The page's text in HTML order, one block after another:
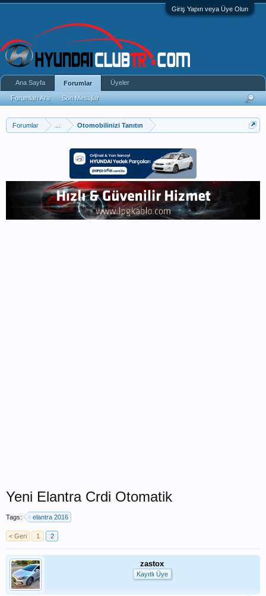
Giriş Yapın veya Üye Olun
Forumlar Otomobilinizi Tanıtın
Yeni Elantra Crdi Otomatik
Tags: elantra 2016
< Geri 1 2
zastox
Kayıtlı Üye
Ana Sayfa Forumlar
Forumları Ara Son Mesajlar
Üyeler